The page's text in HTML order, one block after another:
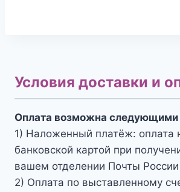
Условия доставки и
Оплата возможна следующими
1) Наложенный платёж: оплата
банковской картой при
вашем отделении Почты России
2) Оплата по выставленному